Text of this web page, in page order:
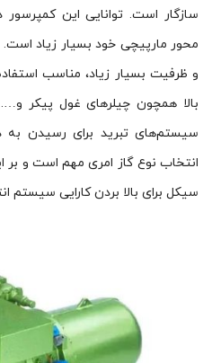
سازگار است. توانایی این
محور مارپیچی خود بسیار زیاد است.
و ظرفیت بسیار زیاد، مناسب
بالا همچون چیلرهای غول پیکر
سیستم‌های تبرید برای رسیدن
انتخاب نوع گاز امری مهم است و
سیکل برای بالا بردن کارایی سیستم